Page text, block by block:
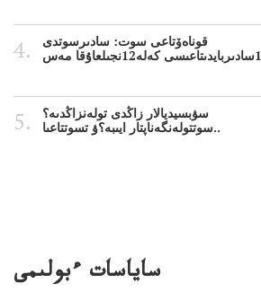
قوناەۆتاعى سوت: سادىرسوتدى
سۋبسيديالار زاڭدى تولەنزاڭدىە؟
سوتتولەنگەناپتار ايىبە؟ۋ تسوتتاعىا..
ساياسات ءبولىمى